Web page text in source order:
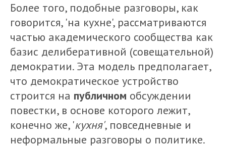
Более того, подобные разговоры, как
говорится, 'на кухне', рассматриваются
частью академического сообщества как
базис делиберативной (совещательной)
демократии. Эта модель предполагает,
что демократическое устройство
строится на публичном обсуждении
повестки, в основе которого лежит,
конечно же, 'кухня', повседневные и
неформальные разговоры о политике.